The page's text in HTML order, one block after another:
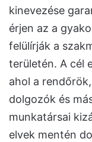
kinevezése
érjen az a
felülírják a
területén. A cél
ahol a
dolgozók és
munkatársai
elvek mentén